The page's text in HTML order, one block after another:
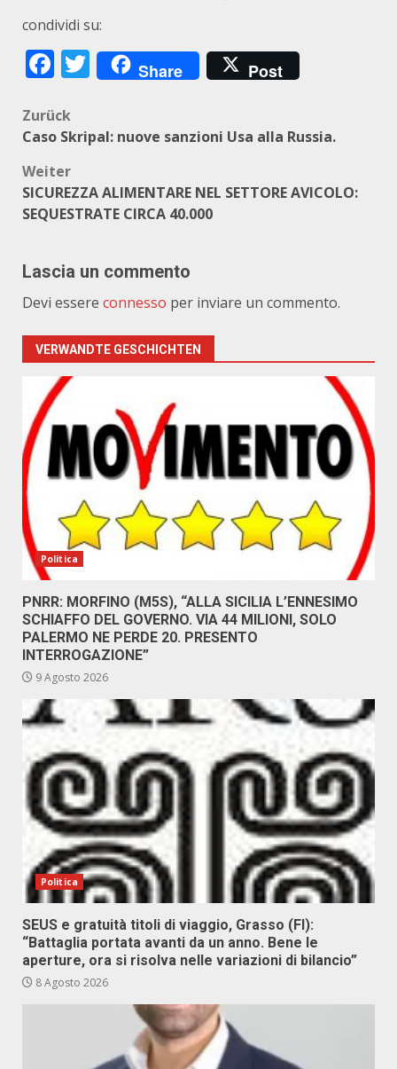
condividi su:
Facebook
Twitter
Share Post
Beitragsnavigation
Zurück
Caso Skripal: nuove sanzioni Usa alla Russia.
Weiter
SICUREZZA ALIMENTARE NEL SETTORE AVICOLO:
SEQUESTRATE CIRCA 40.000
Lascia un commento
Devi essere connesso per inviare un commento.
VERWANDTE GESCHICHTEN
Politica
PNRR: MORFINO (M5S), “ALLA SICILIA L’ENNESIMO
SCHIAFFO DEL GOVERNO. VIA 44 MILIONI, SOLO
PALERMO NE PERDE 20. PRESENTO
INTERROGAZIONE”
9 Agosto 2026
Politica
SEUS e gratuità titoli di viaggio, Grasso (FI):
“Battaglia portata avanti da un anno. Bene le
aperture, ora si risolva nelle variazioni di bilancio”
8 Agosto 2026